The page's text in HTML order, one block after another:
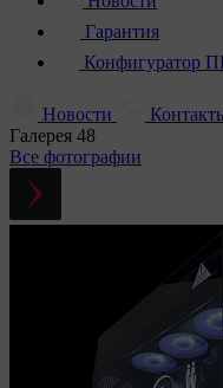
Гарантия
Конфигуратор
Новости
Галерея 48
Все фотографии